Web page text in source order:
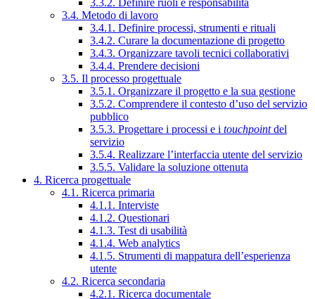
3.3.2. Definire ruoli e responsabilità
3.4. Metodo di lavoro
3.4.1. Definire processi, strumenti e rituali
3.4.2. Curare la documentazione di progetto
3.4.3. Organizzare tavoli tecnici collaborativi
3.4.4. Prendere decisioni
3.5. Il processo progettuale
3.5.1. Organizzare il progetto e la sua gestione
3.5.2. Comprendere il contesto d’uso del servizio
pubblico
3.5.3. Progettare i processi e i touchpointdel
servizio
3.5.4. Realizzare l’interfaccia utente del servizio
3.5.5. Validare la soluzione ottenuta
4. Ricerca progettuale
4.1. Ricerca primaria
4.1.1. Interviste
4.1.2. Questionari
4.1.3. Test di usabilità
4.1.4. Web analytics
4.1.5. Strumenti di mappatura dell’esperienza
utente
4.2. Ricerca secondaria
4.2.1. Ricerca documentale